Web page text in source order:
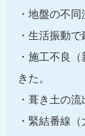
・地盤の不
・生活振動で
・施工不良
きた。
・葺き土の
・緊結番線